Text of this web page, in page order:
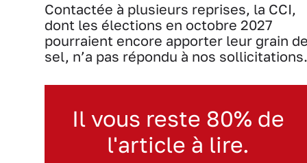
Contactée à plusieurs reprises, la CCI,
dont les élections en octobre 2027
pourraient encore apporter leur grain
sel, n’a pas répondu à nos sollicitations.
Il vous reste 80% de
l'article à lire.